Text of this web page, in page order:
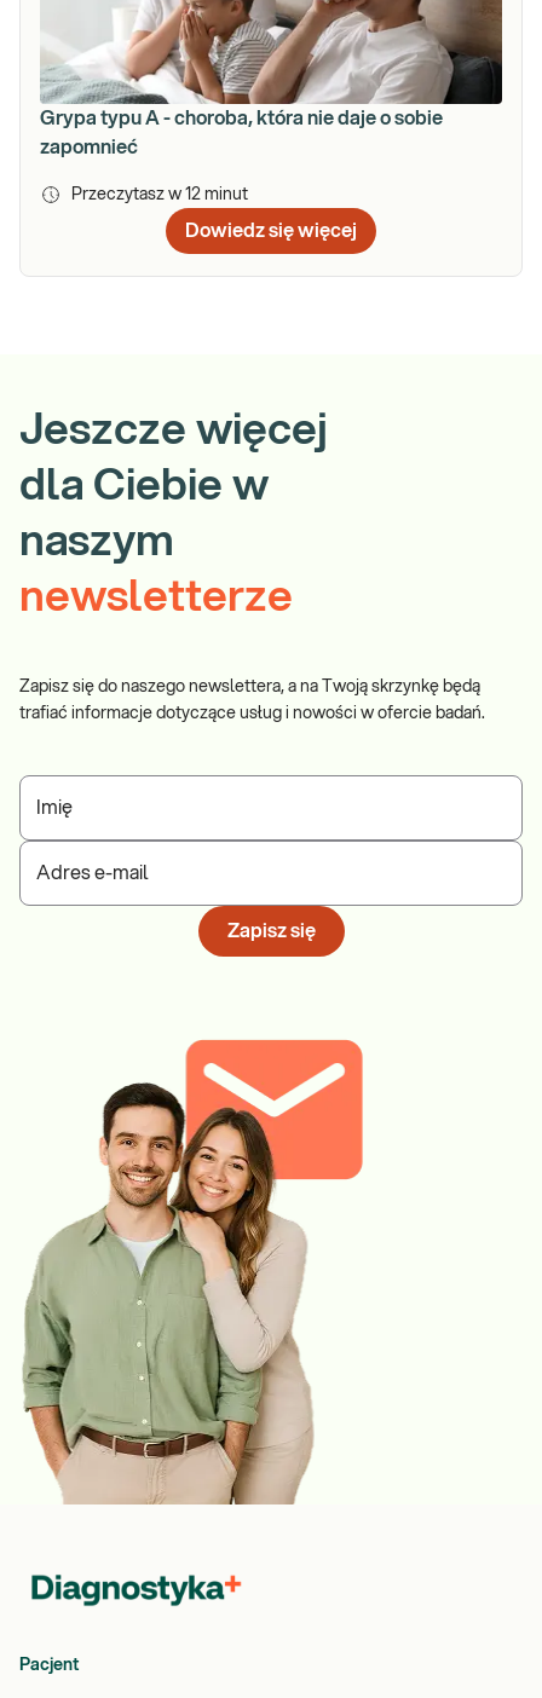
Grypa typu A - choroba, która nie daje o sobie
zapomnieć
Przeczytasz w 12 minut
Dowiedz się więcej
Jeszcze więcej
dla Ciebie w
naszym
newsletterze
Zapisz się do naszego newslettera, a na Twoją skrzynkę będą
trafiać informacje dotyczące usług i nowości w ofercie badań.
Imię
Adres e-mail
Zapisz się
Pacjent